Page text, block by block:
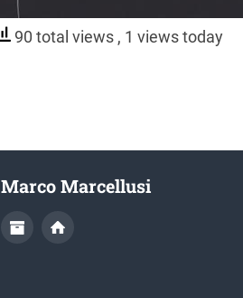
90 total views , 1 views today
Marco Marcellusi